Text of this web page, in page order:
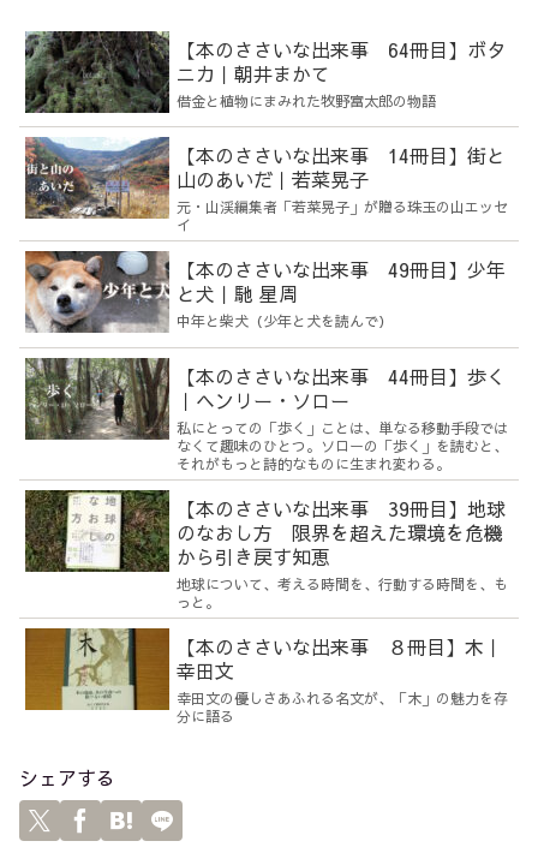
【本のささいな出来事 64冊目】ボタ
ニカ｜朝井まかて
借金と植物にまみれた牧野富太郎の物語
【本のささいな出来事 14冊目】街と
山のあいだ｜若菜晃子
元・山渓編集者「若菜晃子」が贈る珠玉の山エッセ
イ
【本のささいな出来事 49冊目】少年
と犬｜馳 星周
中年と柴犬（少年と犬を読んで）
【本のささいな出来事 44冊目】歩く
｜ヘンリー・ソロー
私にとっての「歩く」ことは、単なる移動手段では
なくて趣味のひとつ。ソローの「歩く」を読むと、
それがもっと詩的なものに生まれ変わる。
【本のささいな出来事 39冊目】地球
のなおし方 限界を超えた環境を危機
から引き戻す知恵
地球について、考える時間を、行動する時間を、も
っと。
【本のささいな出来事 ８冊目】木｜
幸田文
幸田文の優しさあふれる名文が、「木」の魅力を存
分に語る
シェアする